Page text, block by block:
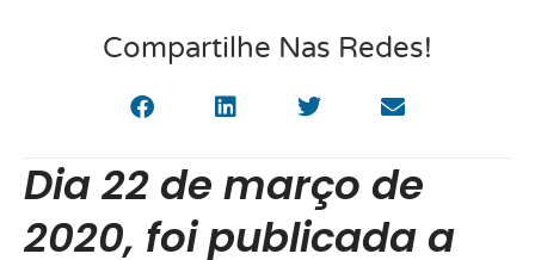
Compartilhe Nas Redes!
Dia 22 de março de
2020, foi publicada a